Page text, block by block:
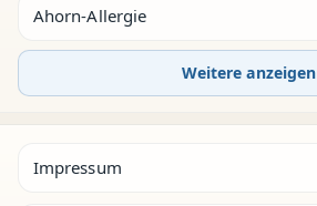
Ahorn-Allergie
Weitere anzeigen
Impressum